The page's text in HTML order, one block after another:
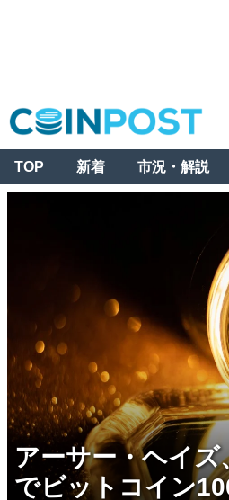
TOP 新着 市況・解説
アーサー・ヘイ
でビットコイン